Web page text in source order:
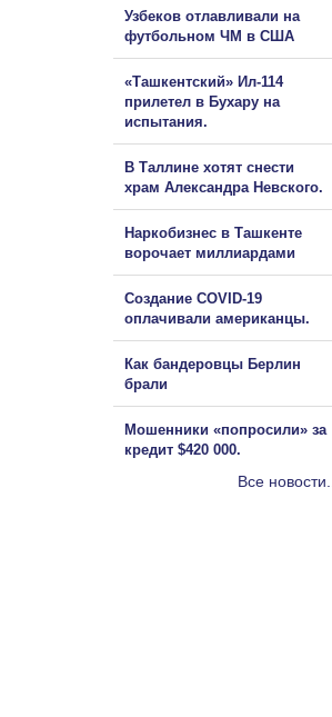
Узбеков отлавливали на
футбольном ЧМ в США
«Ташкентский» Ил-114
прилетел в Бухару на
испытания.
В Таллине хотят снести
храм Александра Невского.
Наркобизнес в Ташкенте
ворочает миллиардами
Создание COVID-19
оплачивали американцы.
Как бандеровцы Берлин
брали
Мошенники «попросили» за
кредит $420 000.
Все новости...